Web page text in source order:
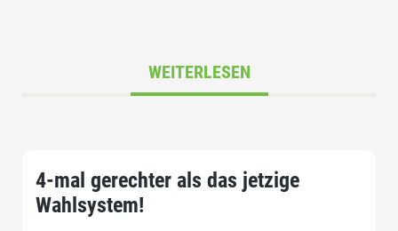
WEITERLESEN
4-mal gerechter als das jetzige
Wahlsystem!